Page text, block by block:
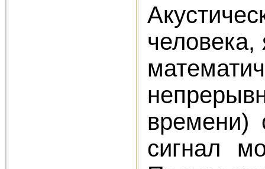
времени)
сигнал